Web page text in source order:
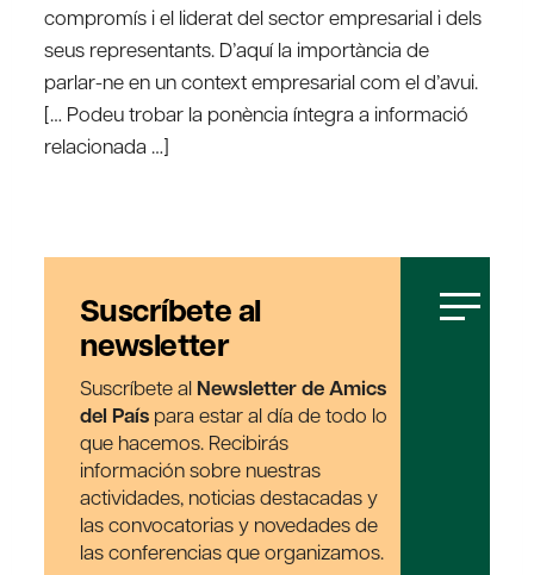
compromís i el liderat del sector empresarial i dels
seus representants. D’aquí la importància de
parlar-ne en un context empresarial com el d’avui.
[… Podeu trobar la ponència íntegra a informació
relacionada …]
Suscríbete al
newsletter
Suscríbete al Newsletter de Amics
del País para estar al día de todo lo
que hacemos. Recibirás
información sobre nuestras
actividades, noticias destacadas y
las convocatorias y novedades de
las conferencias que organizamos.